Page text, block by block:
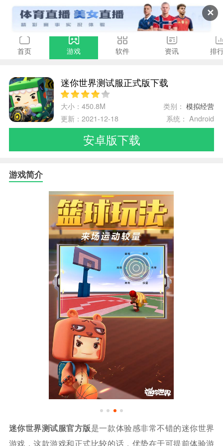
✕
首页 游戏 软件 资讯 排
迷你世界测试服正式版下载
大小：450.8M 类别：模拟经营
更新：2021-12-18
系统： Android
安卓版下载
游戏简介
迷你世界测试服官方版是一款体验感非常不错的迷你世界
游戏，这款游戏和正式比较的话，优势在于可提前体验游